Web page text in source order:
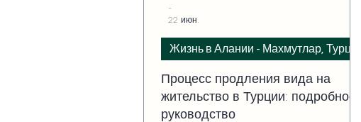
Процесс продления вида на
жительство в Турции: подробное
руководство
Жизнь в Алании - Махмутлар, Турция
-
22 июн.